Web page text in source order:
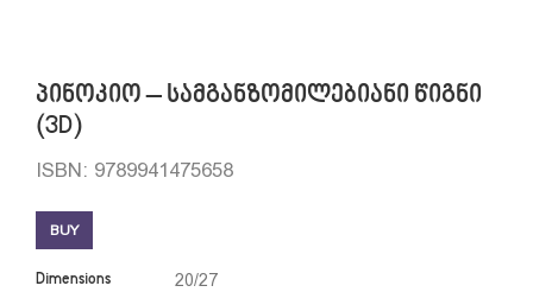
პინოკიო – სამგანზომილებიანი წიგნი
(3D)
ISBN: 9789941475658
BUY
Dimensions 20/27